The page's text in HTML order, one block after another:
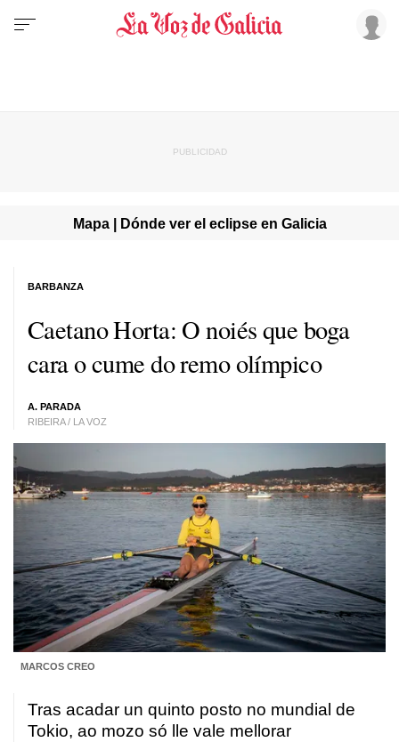
Mapa | Dónde ver el eclipse en Galicia
Caetano Horta: O noiés que boga
cara o cume do remo olímpico
A. PARADA
RIBEIRA / LA VOZ
BARBANZA
MARCOS CREO
Tras acadar un quinto posto no mundial de
Tokio, ao mozo só lle vale mellorar